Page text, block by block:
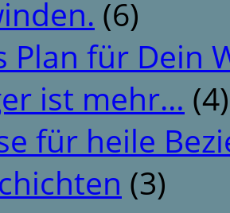
(6)
Plan für Dein
ist mehr… (4)
für heile
(3)